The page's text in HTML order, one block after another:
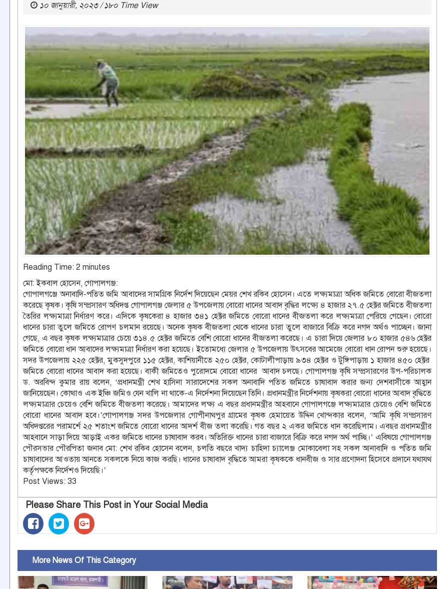
১০ জানুয়ারী, ২০২৩ / ১৮০ Time View
Reading Time: 2 minutes
মো: ইকবাল হোসেন, গোপালগঞ্জ:
গোপালগঞ্জে অনাবাদি-পতিত জমি আবাদের সামগ্রিক নির্দেশ দিয়েছেন মেয়র শেখ রকিব হোসেন। এতে লক্ষ্যমাত্রা অধিক জমিতে বোরো বীজতলা
করেছে কৃষক। কৃষি সম্প্রসারণ অধিদপ্ত গোপালগঞ্জ জেলার ৫ উপজেলায় বোরো ধানের আবাদ বৃদ্ধির লক্ষ্যে ৪ হাজার ২৭.৫ হেক্টর জমিতে বীজতলা
তৈরির লক্ষ্যমাত্রা নির্ধারণ করে। এদিকে কৃষকেরা ৪ হাজার ৩৪১ হেক্টর জমিতে বোরো ধানের বীজতলা করে লক্ষ্যমাত্রা পেরিয়ে গেছেন। বোরো
ধানের চারা তুলে জমিতে রোপণ চলমান রয়েছে। অনেক কৃষক বীজতলা থেকে ধানের চারা তুলে বাজারে বিক্রি করে নগদ অর্থও পাচ্ছেন। জানা
গেছে, এ বছর কৃষক লক্ষ্যমাত্রার চেয়ে ৩১৪.৫ হেক্টর জমিতে বেশি বোরো ধানের বীজতলা করেছে। এ চারা দিয়ে জেলার ৮০ হাজার ৫৪৬ হেক্টর
জমিতে বোরো ধান আবাদের লক্ষ্যমাত্রা নির্ধারণ করা হয়েছে। ইতোমধ্যে জেলার ৫ উপজেলায় উৎসবের আমেজে বোরো ধান রোপন শুরু হয়েছে।
সদর উপজেলায় ২২৫ হেক্টর, মুকসুদপুরে ১১৫ হেক্টর, কাশিয়ানীতে ২৫০ হেক্টর, কোটালীপাড়ায় ৯৩৪ হেক্টর ও টুঙ্গিপাড়ায় ১ হাজার ৪৫০ হেক্টর
জমিতে বোরো ধানের আবাদ করা হয়েছে। বাকী জমিতেও পুরোদমে বোরো ধানের আবাদ চলছে। গোপালগঞ্জ কৃষি সম্প্রসারণের উপ-পরিচালক
ড. অরবিন্দ কুমার রায় বলেন, ‘প্রধানমন্ত্রী শেখ হাসিনা সারাদেশের সকল অনাবাদি পতিত জমিতে চাষাবাদ করার জন্য দেশবাসীকে আহ্বান
জানিয়েছেন। কোথাও এক ইঞ্চি জমিও যেন খালি না থাকে-এ নির্দেশনা দিয়েছেন তিনি। প্রধানমন্ত্রীর নির্দেশনায় কৃষকরা বোরো ধানের আবাদ বৃদ্ধিতে
লক্ষ্যমাত্রার চেয়েও বেশি জমিতে বীজতলা করেছে। আমাদের লক্ষ্য এ বছর প্রধানমন্ত্রীর আহবানে গোপালগঞ্জে লক্ষ্যমাত্রার চেয়েও বেশি জমিতে
বোরো ধানের আবাদ হবে।’গোপালগঞ্জ সদর উপজেলার গোপীনাথপুর গ্রামের কৃষক হেমায়েত উদ্দিন খোন্দকার বলেন, ‘আমি কৃষি সম্প্রসারণ
অধিদপ্তরের পরামর্শে ২৫ শতাংশ জমিতে বোরো ধানের আদর্শ বীজ তলা করেছি। গত বছর ২ একর জমিতে ধান করেছিলাম। এবছর প্রধানমন্ত্রীর
আহবানে সাড়া দিয়ে আড়াই একর জমিতে ধানের চাষাবাদ করব। অতিরিক্ত ধানের চারা বাজারে বিক্রি করে নগদ অর্থ পাচ্ছি।’ এবিষয়ে গোপালগঞ্জ
পৌরসভার পৌরপিতা জনাব মো: শেখ রকিব হোসেন বলেন, চলতি বছরে খাদ্য চাহিদা চ্যালেঞ্জ মোকাবেলা সহ সকল আনাবাদি ও পতিত জমি
চাষাবাদের আওতায় আনতে সকলকে নিয়ে কাজ করছি। ধানের চাষাবাদ বৃদ্ধিতে আমরা কৃষককে ধানবীজ ও সার প্রণোদনা হিসেবে প্রদানে যথাযথ
কর্তৃপক্ষকে নির্দেশও দিয়েছি।’
Post Views: 33
Please Share This Post in Your Social Media
More News Of This Category